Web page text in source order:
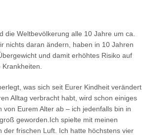
die Weltbevölkerung alle 10 Jahre um ca.
nichts daran ändern, haben in 10 Jahren
und damit erhöhtes Risiko auf
was sich seit Eurer Kindheit verändert
Alltag verbracht habt, wird schon einiges
von Eurem Alter ab – ich jedenfalls bin in
geworden.Ich spielte mit meinen
der frischen Luft. Ich hatte höchstens vier